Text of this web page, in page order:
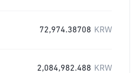
72,974.38708 KRW
2,084,982.488 KRW